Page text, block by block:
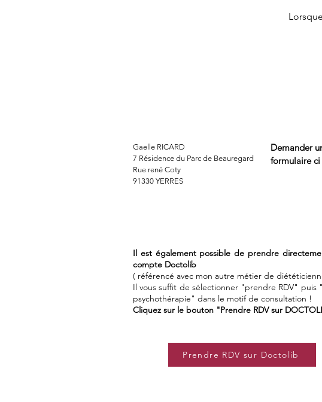
Gaelle RICARD
7 Résidence du Parc de Beauregard
Rue rené Coty
91330 YERRES
Demander
formulaire
Il est également possible de prendre
compte Doctolib
( référencé avec mon autre métier de
Il vous suffit de sélectionner "prendre RDV" puis
psychothérapie" dans le motif de consultation !
Cliquez sur le bouton "Prendre RDV sur
Prendre RDV sur Doctolib